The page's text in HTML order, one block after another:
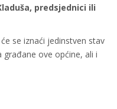
predsjednici ili
se iznaći jedinstven stav
ove općine, ali i